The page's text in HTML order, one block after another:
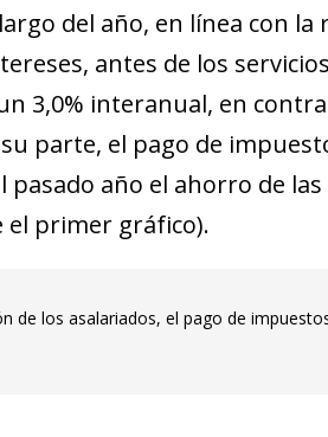
del año, en línea con la
antes de los
3,0% interanual, en
parte, el pago de
pasado año el ahorro de
el primer gráfico).
de los asalariados, el pago de